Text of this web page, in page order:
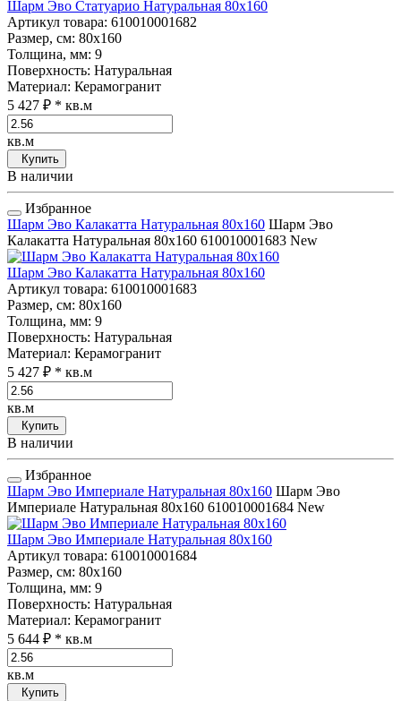
Шарм Эво Статуарио Натуральная 80x160
Артикул товара: 610010001682
Размер, см: 80x160
Толщина, мм: 9
Поверхность: Натуральная
Материал: Керамогранит
5 427 ₽ * кв.м
кв.м
Купить
В наличии
Избранное
Шарм Эво Калакатта Натуральная 80x160 Шарм Эво
Калакатта Натуральная 80x160 610010001683 New
Шарм Эво Калакатта Натуральная 80x160
Артикул товара: 610010001683
Размер, см: 80x160
Толщина, мм: 9
Поверхность: Натуральная
Материал: Керамогранит
5 427 ₽ * кв.м
кв.м
Купить
В наличии
Избранное
Шарм Эво Империале Натуральная 80x160 Шарм Эво
Империале Натуральная 80x160 610010001684 New
Шарм Эво Империале Натуральная 80x160
Артикул товара: 610010001684
Размер, см: 80x160
Толщина, мм: 9
Поверхность: Натуральная
Материал: Керамогранит
5 644 ₽ * кв.м
кв.м
Купить